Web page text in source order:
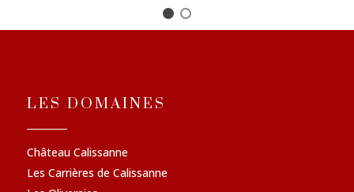
LES DOMAINES
Château Calissanne
Les Carrières de Calissanne